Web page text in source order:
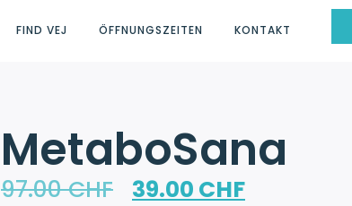
FIND VEJ ÖFFNUNGSZEITEN KONTAKT
MetaboSana
97.00CHF 39.00 CHF